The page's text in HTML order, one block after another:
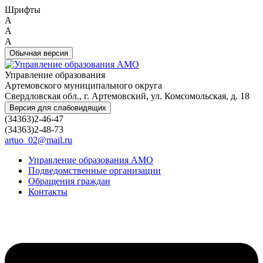
Шрифты
A
A
A
Обычная версия
Управление образования
Артемовского муниципального округа
Свердловская обл., г. Артемовский, ул. Комсомольская, д. 18
Версия для слабовидящих
(34363)2-46-47
(34363)2-48-73
artuo_02@mail.ru
Управление образования АМО
Подведомственные организации
Обращения граждан
Контакты